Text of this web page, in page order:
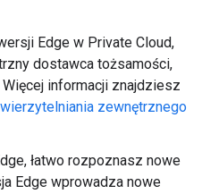
Edge w Private Cloud,
dostawca tożsamości,
Więcej informacji znajdziesz
zewnętrznego
łatwo rozpoznasz nowe
Edge wprowadza nowe